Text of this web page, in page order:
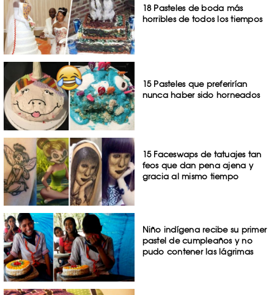
18 Pasteles de boda más
horribles de todos los tiempos
15 Pasteles que preferirían
nunca haber sido horneados
15 Faceswaps de tatuajes tan
feos que dan pena ajena y
gracia al mismo tiempo
Niño indígena recibe su primer
pastel de cumpleaños y no
pudo contener las lágrimas